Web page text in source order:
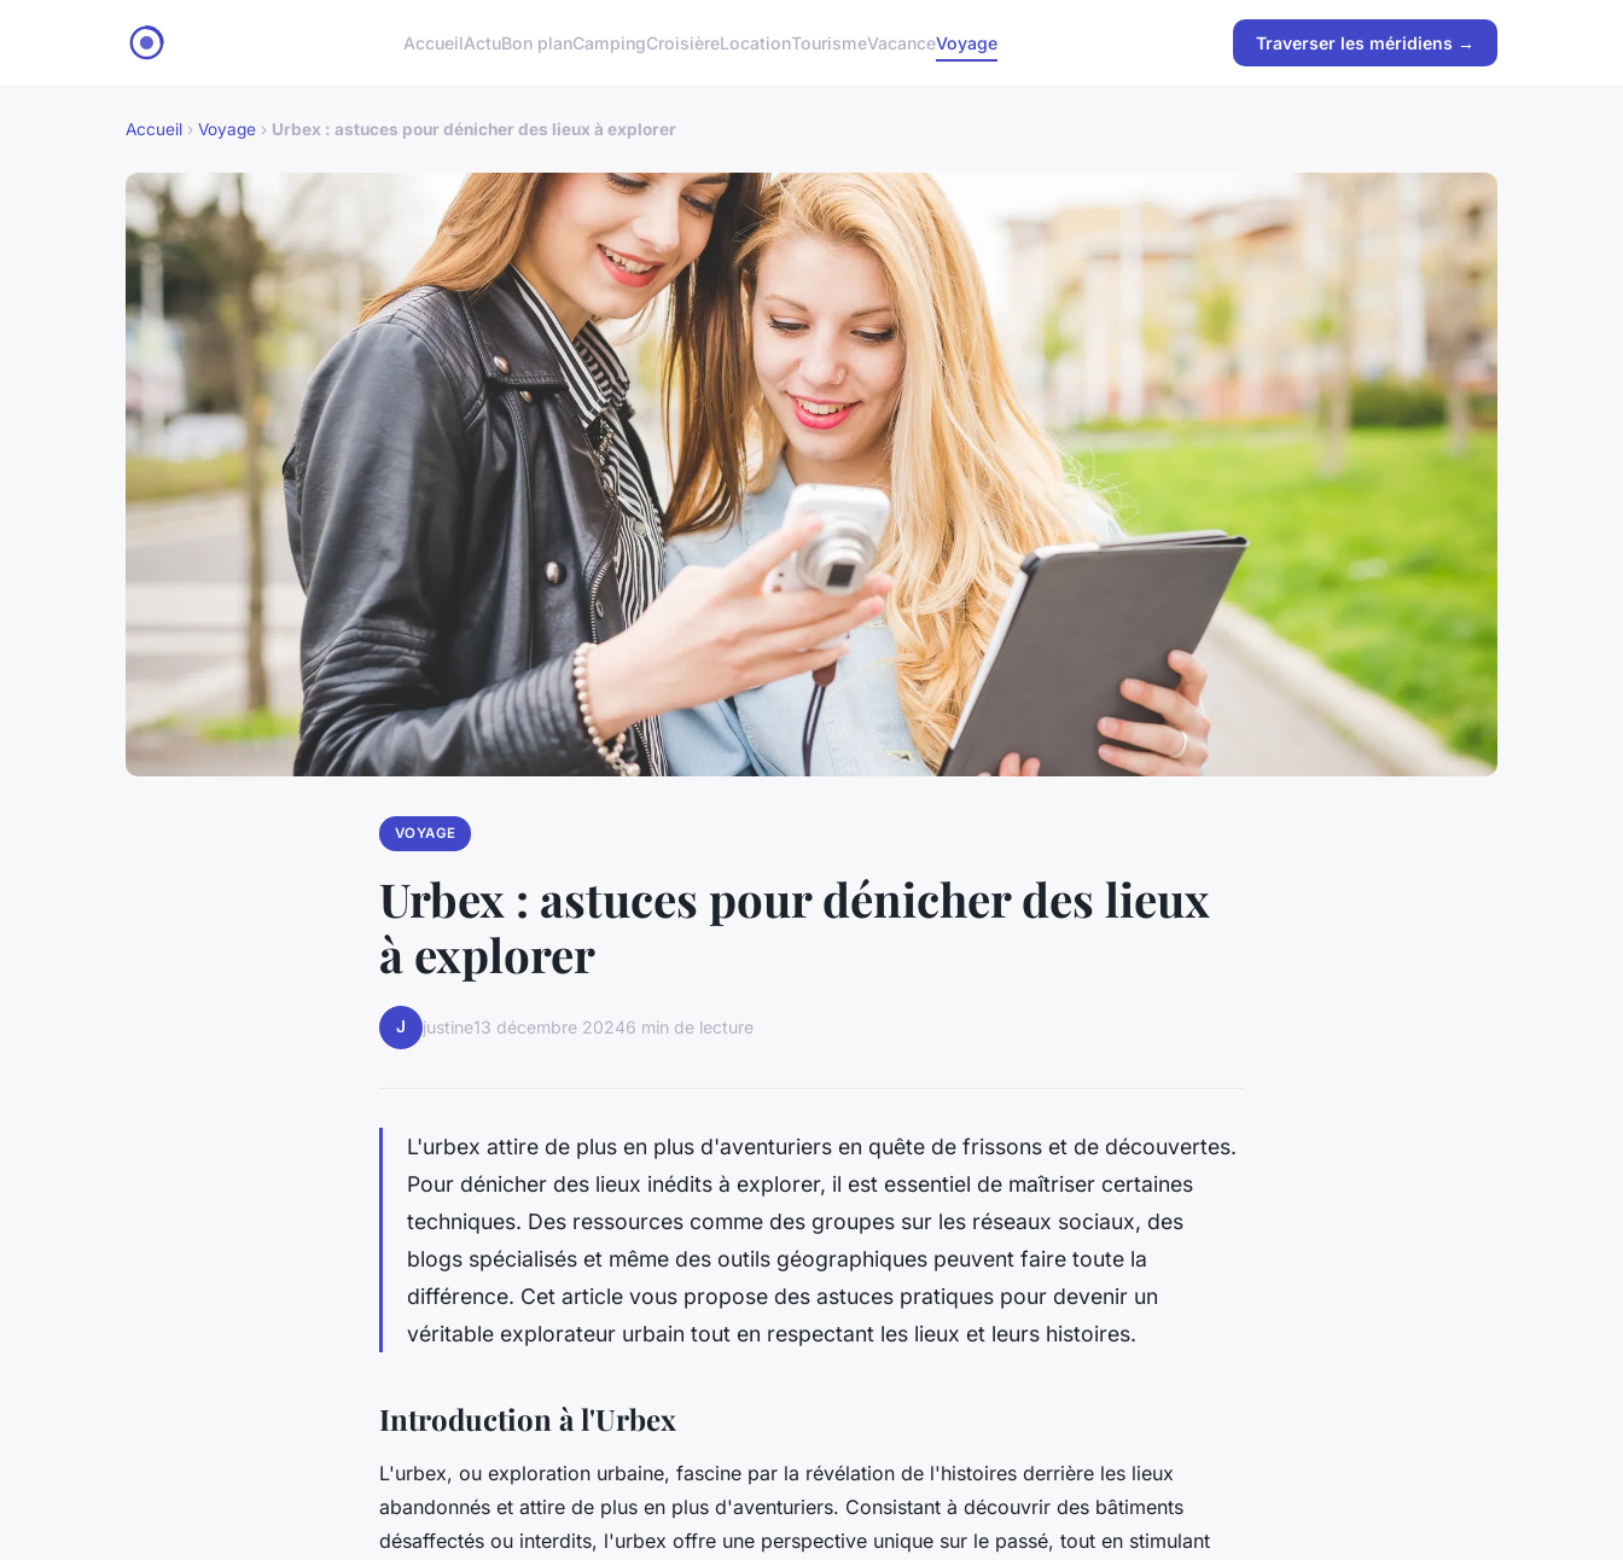
AccueilActuBon planCampingCroisièreLocationTourismeVacanceVoyage Traverser les méridiens →
Accueil › Voyage › Urbex : astuces pour dénicher des lieux à explorer
VOYAGE
Urbex : astuces pour dénicher des lieux
à explorer
J justine13 décembre 20246 min de lecture
L'urbex attire de plus en plus d'aventuriers en quête de frissons et de découvertes.
Pour dénicher des lieux inédits à explorer, il est essentiel de maîtriser certaines
techniques. Des ressources comme des groupes sur les réseaux sociaux, des
blogs spécialisés et même des outils géographiques peuvent faire toute la
différence. Cet article vous propose des astuces pratiques pour devenir un
véritable explorateur urbain tout en respectant les lieux et leurs histoires.
Introduction à l'Urbex
L'urbex, ou exploration urbaine, fascine par la révélation de l'histoires derrière les lieux
abandonnés et attire de plus en plus d'aventuriers. Consistant à découvrir des bâtiments
désaffectés ou interdits, l'urbex offre une perspective unique sur le passé, tout en stimulant